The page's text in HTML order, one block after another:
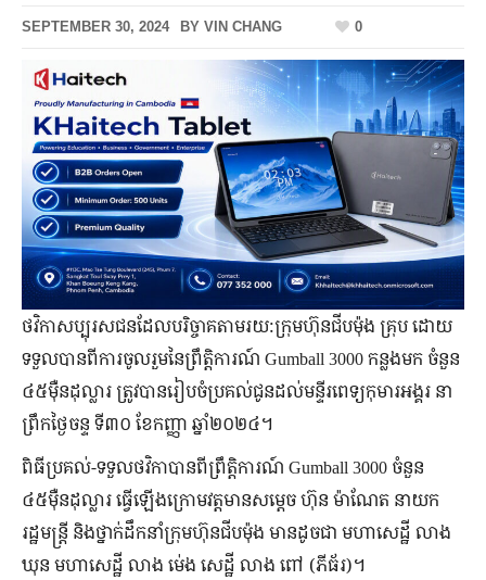
SEPTEMBER 30, 2024 BY VIN CHANG 0
ថវិកាសប្បុរសជនដែលបរិច្ចាគតាមរយ:ក្រុមហ៊ុនជីបម៉ុង គ្រុប ដោយ
ទទួលបានពីការចូលរួមនៃព្រឹត្តិការណ៍ Gumball 3000 កន្លងមក​ ចំនួន
៤៥ម៉ឺនដុល្លារ​ ត្រូវបានរៀបចំប្រគល់ជូនដល់មន្ទីរពេទ្យកុមារអង្គរ នា
ព្រឹកថ្ងៃចន្ទ​ ទី៣០ ខែកញ្ញា ឆ្នាំ២០២៤។
ពិធីប្រគល់-ទទួលថវិកាបានពីព្រឹត្តិការណ៍ Gumball 3000 ចំនួន
៤៥ម៉ឺនដុល្លារ ធ្វើឡើងក្រោមវត្តមានសម្តេច ហ៊ុន ម៉ាណែត នាយក
រដ្ឋមន្រ្តី និងថ្នាក់ដឹកនាំក្រុមហ៊ុនជីបម៉ុង មានដូចជា មហាសេដ្ឋី លាង
ឃុន មហាសេដ្ឋី លាង ម់េង សេដ្ឋី លាង ពៅ (ភីធ័រ)។